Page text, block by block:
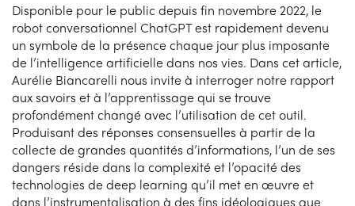
Disponible pour le public depuis fin novembre 2022, le
robot conversationnel ChatGPT est rapidement devenu
un symbole de la présence chaque jour plus imposante
de l’intelligence artificielle dans nos vies. Dans cet article,
Aurélie Biancarelli nous invite à interroger notre rapport
aux savoirs et à l’apprentissage qui se trouve
profondément changé avec l’utilisation de cet outil.
Produisant des réponses consensuelles à partir de la
collecte de grandes quantités d’informations, l’un de ses
dangers réside dans la complexité et l’opacité des
technologies de deep learning qu’il met en œuvre et
dans l’instrumentalisation à des fins idéologiques que